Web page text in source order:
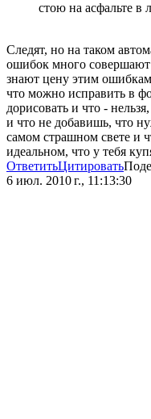
стою на асфальте в
Следят, но на таком
ошибок много
знают цену этим
что можно исправить в
дорисовать и что -
и что не добавишь, что
самом страшном свете и
идеальном, что у тебя
ОтветитьЦитировать
6 июл. 2010 г., 11:13:30